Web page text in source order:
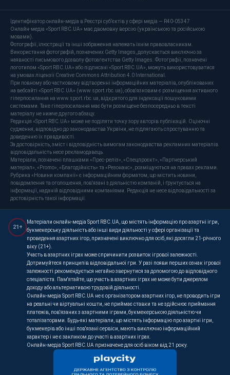
Ідентифікатор онлайн-медіа в Реєстрі суб’єктів у сфері медіа — R40-05347
Онлайн-медіа «Sport RBC.UA» має двомовну версію (українською та російською
мовами).
Фотографії, ілюстрації та інші зображення належать їхнім правовласникам.
Використання фотографій, позначених Getty Images, допускається виключно за
наявності письмового дозволу фотоагентства Getty Images. Фотографії, позначені
логотипом «Sport RBC.UA» або підписані «Sport RBC.UA», можуть використовуватися
на умовах ліцензії Creative Commons Attribution 4.0 International.
При повному або частковому відтворенні інформаційних матеріалів, опублікованих
на вебсайті «Sport RBC.UA» (www.sport.rbc.ua), обов'язковим є розміщення активного
гіперпосилання на www.sport.rbc.ua, відкритого для індексації пошуковими
системами. Таке гіперпосилання має бути розміщене безпосередньо в тексті
матеріалу не нижче другого абзацу.
Редакція «Sport RBC.UA» може не поділяти точку зору авторів публікацій. Оціночні
судження, відповідно до законодавства України, не підлягають спростуванню та
доведенню їх правдивості.
За достовірність, зміст і відповідність вимогам законодавства рекламних матеріалів
відповідальність несе рекламодавець.
Матеріали, позначені плашками «Прес-реліз», «Спецпроєкт», «Партнерський
матеріал», «Promo», «Благодійність» та «Резонанс», розміщуються на правах реклами.
Рубрика «Новини компанії» є інформаційним форматом, що містить новини,
повідомлення та оголошення, пов'язані з діяльністю компаній, і ґрунтується на
інформації, наданій відповідними компаніями. Редакція не несе відповідальності за
достовірність такої інформації.
21+
Матеріали онлайн-медіа Sport RBC.UA, що містять інформацію про азартні ігри,
букмекерську діяльність або інші види діяльності у сфері організації та
проведення азартних ігор, призначені виключно для осіб, які досягли 21-річного
віку (21+).
Участь в азартних іграх може спричинити розвиток ігрової залежності.
Дотримуйтеся принципів відповідальної гри. У разі появи перших ознак ігрової
залежності рекомендується негайно звернутися за допомогою до відповідного
спеціаліста. Пам'ятайте, що участь в азартних іграх не може бути джерелом
доходу або альтернативою трудовій діяльності.
Онлайн-медіа Sport RBC.UA не є організатором азартних ігор, не проводить ігри
на реальні чи віртуальні кошти, не приймає ставки та не здійснює приймання
платежів, пов'язаних з азартними іграми, букмекерською діяльністю чи
тоталізаторами. Будь-які матеріали, що містять інформацію про азартні ігри,
букмекерів або інші пов'язані сервіси, мають виключно інформаційний
характер і не є закликом до участі в азартних іграх.
Онлайн-медіа Sport RBC.UA призначене для осіб віком від 21 року.